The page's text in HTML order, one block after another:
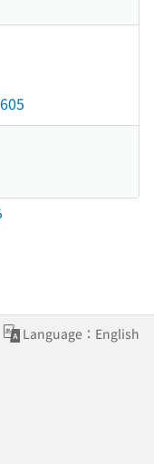
Language：English